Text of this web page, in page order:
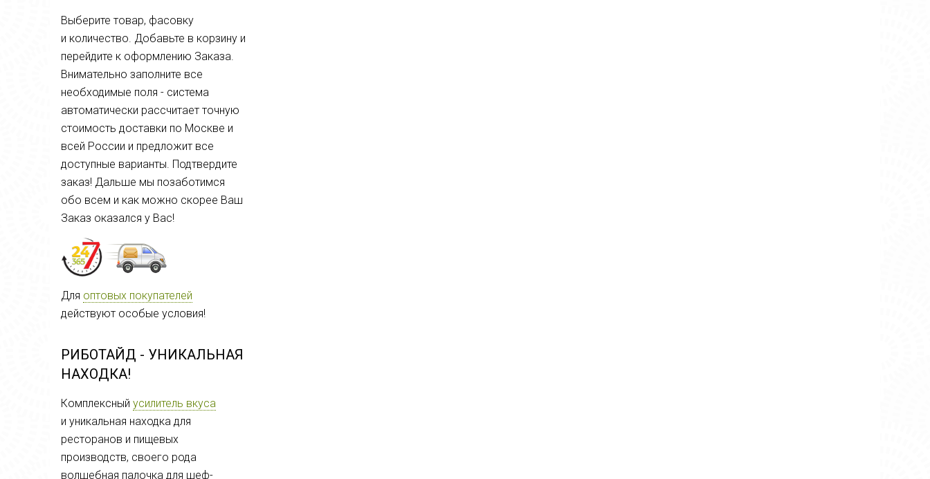
Выберите товар, фасовку
и количество. Добавьте в корзину и
перейдите к оформлению Заказа.
Внимательно заполните все
необходимые поля - система
автоматически рассчитает точную
стоимость доставки по Москве и
всей России и предложит все
доступные варианты. Подтвердите
заказ! Дальше мы позаботимся
обо всем и как можно скорее Ваш
Заказ оказался у Вас!
Для оптовых покупателей
действуют особые условия!
РИБОТАЙД - УНИКАЛЬНАЯ
НАХОДКА!
Комплексный усилитель вкуса
и уникальная находка для
ресторанов и пищевых
производств, своего рода
волшебная палочка для шеф-